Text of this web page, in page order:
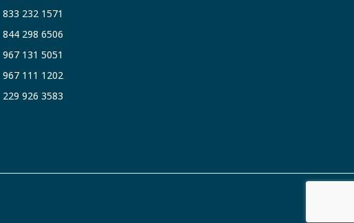
833 232 1571
844 298 6506
967 131 5051
967 111 1202
229 926 3583